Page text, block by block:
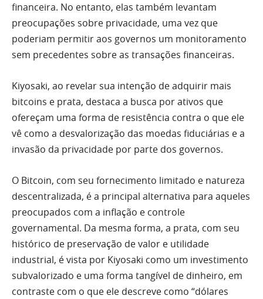
financeira. No entanto, elas também levantam
preocupações sobre privacidade, uma vez que
poderiam permitir aos governos um monitoramento
sem precedentes sobre as transações financeiras.
Kiyosaki, ao revelar sua intenção de adquirir mais
bitcoins e prata, destaca a busca por ativos que
ofereçam uma forma de resistência contra o que ele
vê como a desvalorização das moedas fiduciárias e a
invasão da privacidade por parte dos governos.
O Bitcoin, com seu fornecimento limitado e natureza
descentralizada, é a principal alternativa para aqueles
preocupados com a inflação e controle
governamental. Da mesma forma, a prata, com seu
histórico de preservação de valor e utilidade
industrial, é vista por Kiyosaki como um investimento
subvalorizado e uma forma tangível de dinheiro, em
contraste com o que ele descreve como “dólares